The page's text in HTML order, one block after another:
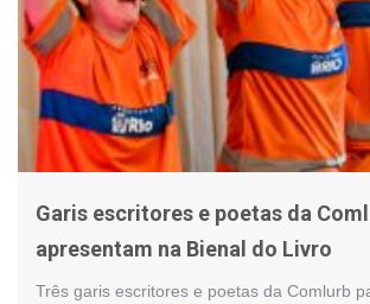
Garis escritores e poetas da
apresentam na Bienal do Livro
Três garis escritores e poetas da Comlurb